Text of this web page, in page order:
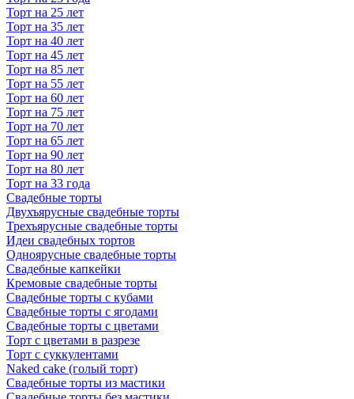
Торт на 25 лет
Торт на 35 лет
Торт на 40 лет
Торт на 45 лет
Торт на 85 лет
Торт на 55 лет
Торт на 60 лет
Торт на 75 лет
Торт на 70 лет
Торт на 65 лет
Торт на 90 лет
Торт на 80 лет
Торт на 33 года
Свадебные торты
Двухъярусные свадебные торты
Трехъярусные свадебные торты
Идеи свадебных тортов
Одноярусные свадебные торты
Свадебные капкейки
Кремовые свадебные торты
Свадебные торты с кубами
Свадебные торты с ягодами
Свадебные торты с цветами
Торт с цветами в разрезе
Торт с суккулентами
Naked cake (голый торт)
Свадебные торты из мастики